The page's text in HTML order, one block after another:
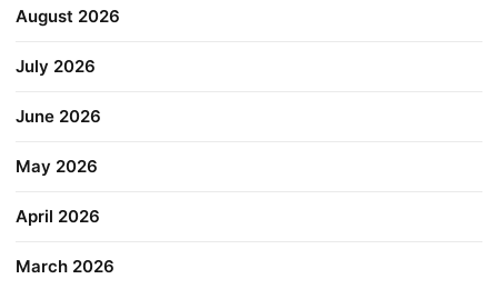
August 2026
July 2026
June 2026
May 2026
April 2026
March 2026